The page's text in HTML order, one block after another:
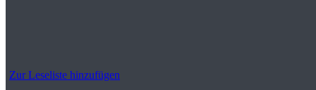
Zur Leseliste hinzufügen